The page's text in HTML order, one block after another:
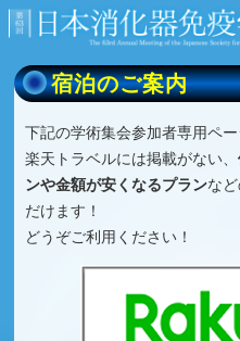
宿泊のご案内
下記の学術集会参加者専用ペ
楽天トラベルには掲載がない、
ンや金額が安くなるプランな
だけます！
どうぞご利用ください！